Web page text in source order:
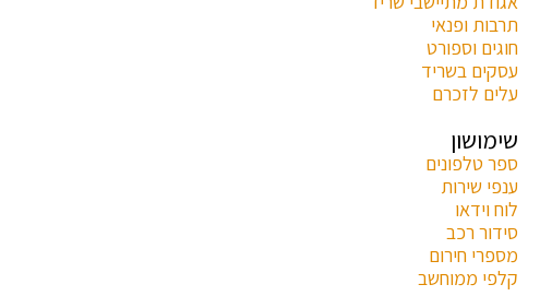
תרבות ופנאי
חוגים וספורט
עסקים בשריד
עלים לזכרם
שימושון
ספר טלפונים
ענפי שירות
לוח וידאו
סידור רכב
מספרי חירום
קלפי ממוחשב